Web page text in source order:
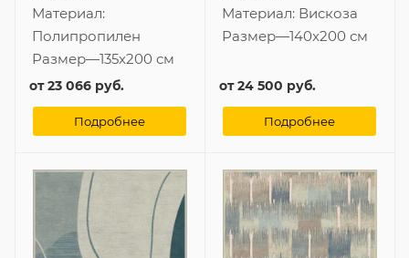
Материал:
Полипропилен
Размер—135x200 см
от23 066 руб.
Подробнее
Материал: Вискоза
Размер—140x200 см
от24 500 руб.
Подробнее